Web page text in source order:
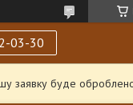
03-30
заявку буде